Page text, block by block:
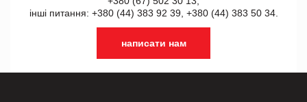
інші питання: +380 (44) 383 92 39, +380 (44) 383 50 34.
написати нам